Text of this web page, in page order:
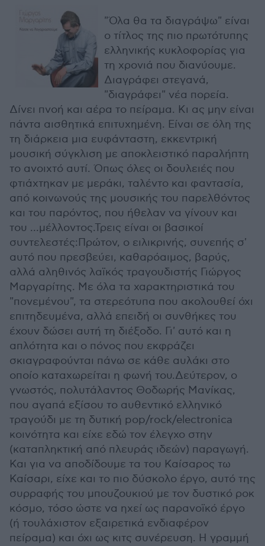
"Όλα θα τα διαγράψω" είναι
ο τίτλος της πιο πρωτότυπης
ελληνικής κυκλοφορίας για
τη χρονιά που διανύουμε.
Διαγράφει στεγανά,
"διαγράφει" νέα πορεία.
Δίνει πνοή και αέρα το πείραμα. Κι ας μην είναι
πάντα αισθητικά επιτυχημένη. Είναι σε όλη της
τη διάρκεια μια ευφάνταστη, εκκεντρική
μουσική σύγκλιση με αποκλειστικό παραλήπτη
το ανοιχτό αυτί. Όπως όλες οι δουλειές που
φτιάχτηκαν με μεράκι, ταλέντο και φαντασία,
από κοινωνούς της μουσικής του παρελθόντος
και του παρόντος, που ήθελαν να γίνουν και
του ...μέλλοντος.Τρεις είναι οι βασικοί
συντελεστές:Πρώτον, ο ειλικρινής, συνεπής σ'
αυτό που πρεσβεύει, καθαρόαιμος, βαρύς,
αλλά αληθινός λαϊκός τραγουδιστής Γιώργος
Μαργαρίτης. Με όλα τα χαρακτηριστικά του
"πονεμένου", τα στερεότυπα που ακολουθεί όχι
επιτηδευμένα, αλλά επειδή οι συνθήκες του
έχουν δώσει αυτή τη διέξοδο. Γι' αυτό και η
απλότητα και ο πόνος που εκφράζει
σκιαγραφούνται πάνω σε κάθε αυλάκι στο
οποίο καταχωρείται η φωνή του.Δεύτερον, ο
γνωστός, πολυτάλαντος Θοδωρής Μανίκας,
που αγαπά εξίσου το αυθεντικό ελληνικό
τραγούδι με τη δυτική pop/rock/electronica
κοινότητα και είχε εδώ τον έλεγχο στην
(καταπληκτική από πλευράς ιδεών) παραγωγή.
Και για να αποδίδουμε τα του Καίσαρος τω
Καίσαρι, είχε και το πιο δύσκολο έργο, αυτό της
συρραφής του μπουζουκιού με τον δυστικό ροκ
κόσμο, τόσο ώστε να ηχεί ως παρανοϊκό έργο
(ή τουλάχιστον εξαιρετικά ενδιαφέρον
πείραμα) και όχι ως κιτς συνέρευση. Η γραμμή